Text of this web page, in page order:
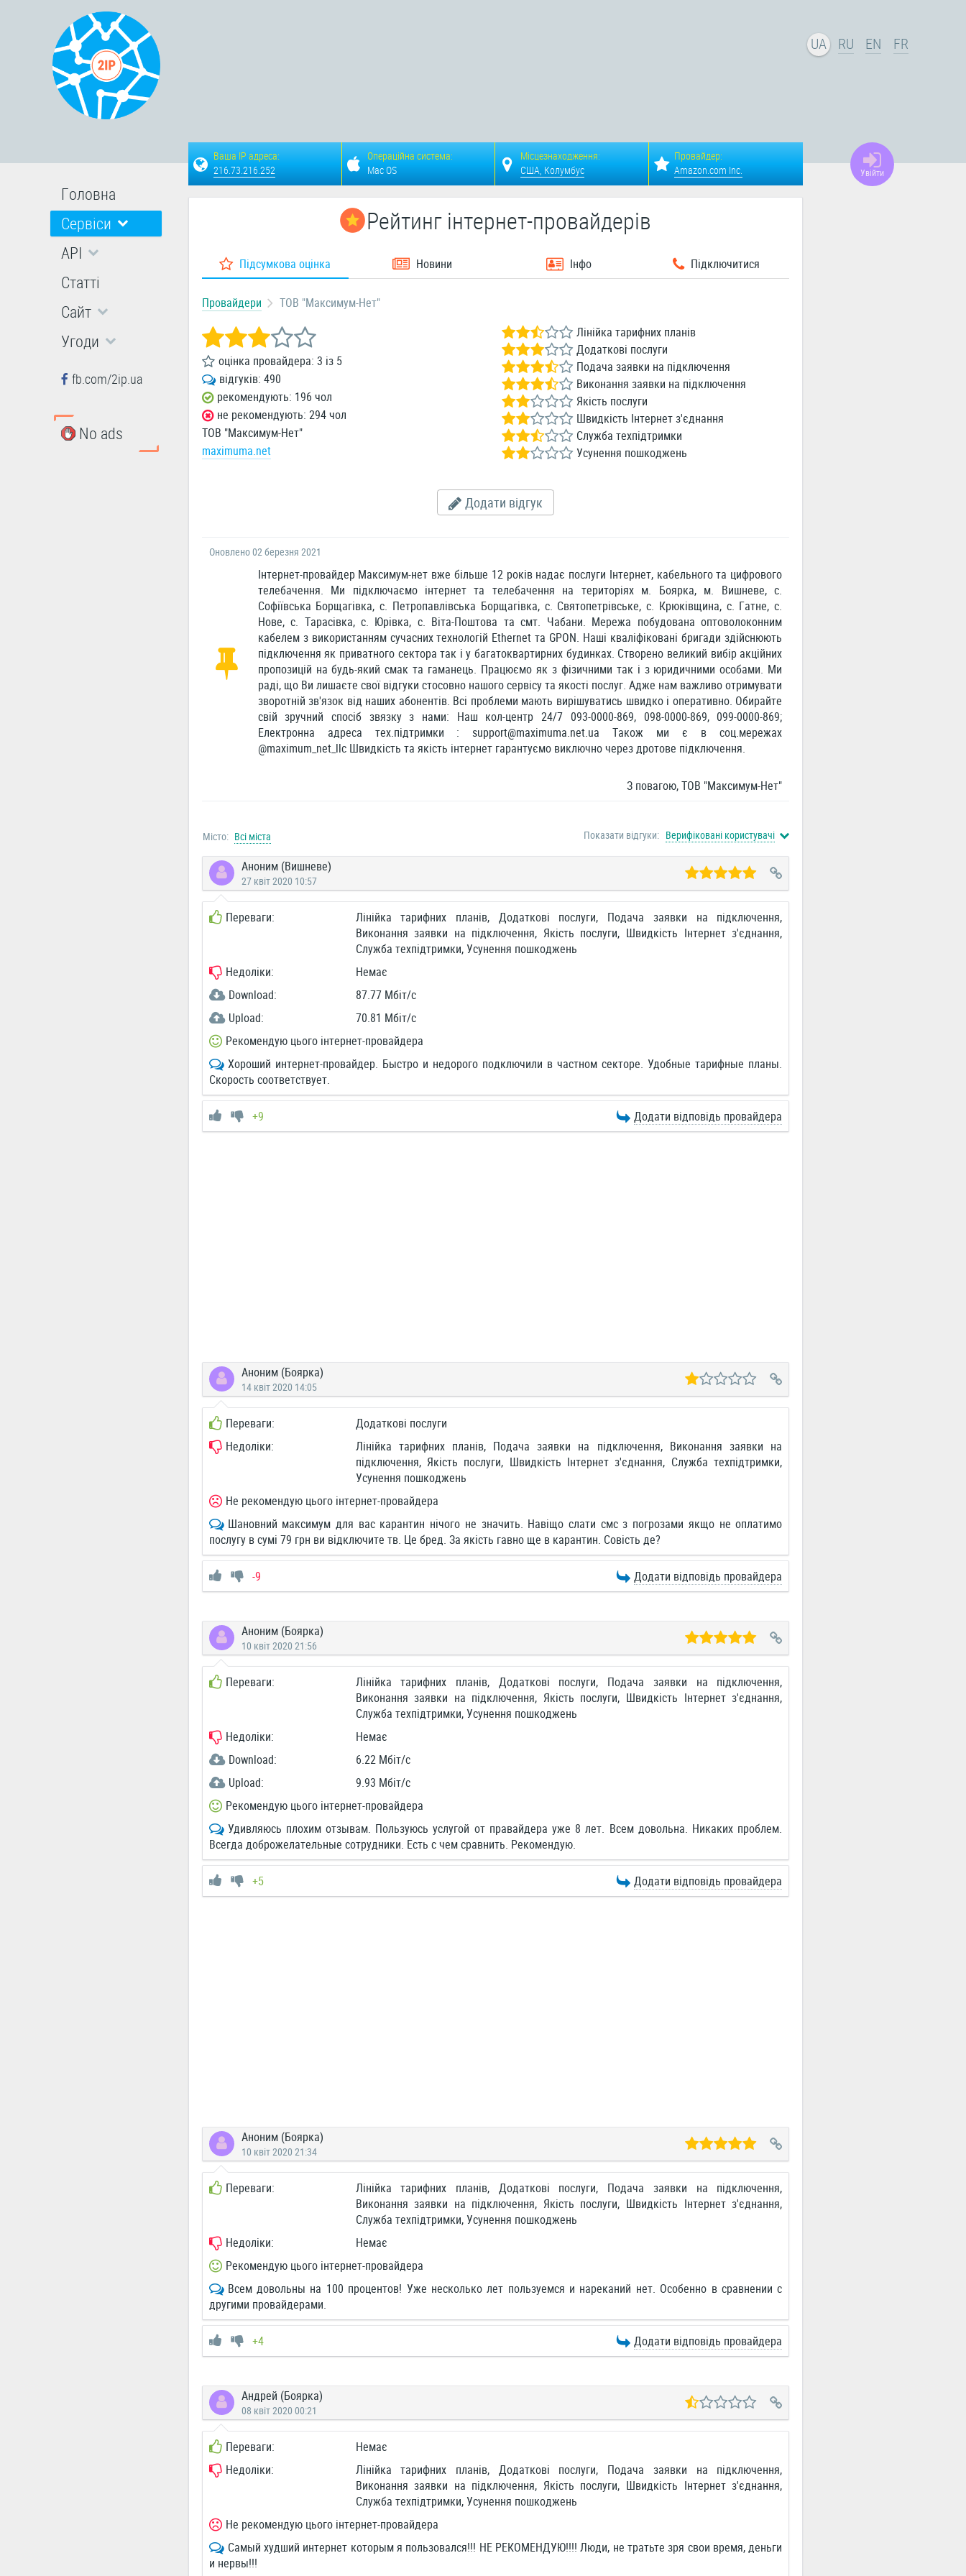
UA RU EN FR
Головна
Сервіси
API
Статті
Сайт
Угоди
fb.com/2ip.ua
No ads
Увійти
Ваша IP адреса:
216.73.216.252
Операційна система:
Mac OS
Місцезнаходження:
США, Колумбус
Провайдер:
Amazon.com Inc.
Рейтинг інтернет-провайдерів
Підсумкова оцінка Новини Інфо Підключитися
Провайдери ТОВ "Максимум-Нет"
оцінка провайдера: 3 із 5
відгуків: 490
рекомендують: 196 чол
не рекомендують: 294 чол
ТОВ "Максимум-Нет"
maximuma.net
Лінійка тарифних планів
Додаткові послуги
Подача заявки на підключення
Виконання заявки на підключення
Якість послуги
Швидкість Інтернет з'єднання
Служба техпідтримки
Усунення пошкоджень
Додати відгук
Оновлено 02 березня 2021
Інтернет-провайдер Максимум-нет вже більше 12 років надає послуги Інтернет, кабельного та цифрового
телебачення. Ми підключаємо інтернет та телебачення на територіях м. Боярка, м. Вишневе, с.
Софіївська Борщагівка, с. Петропавлівська Борщагівка, с. Святопетрівське, с. Крюківщина, с. Гатне, с.
Нове, с. Тарасівка, с. Юрівка, с. Віта-Поштова та смт. Чабани. Мережа побудована оптоволоконним
кабелем з використанням сучасних технологій Ethernet та GPON. Наші кваліфіковані бригади здійснюють
підключення як приватного сектора так і у багатоквартирних будинках. Створено великий вибір акційних
пропозицій на будь-який смак та гаманець. Працюємо як з фізичними так і з юридичними особами. Ми
раді, що Ви лишаєте свої відгуки стосовно нашого сервісу та якості послуг. Адже нам важливо отримувати
зворотній зв'язок від наших абонентів. Всі проблеми мають вирішуватись швидко і оперативно. Обирайте
свій зручний спосіб звязку з нами: Наш кол-центр 24/7 093-0000-869, 098-0000-869, 099-0000-869;
Електронна адреса тех.підтримки : support@maximuma.net.ua Також ми є в соц.мережах
@maximum_net_llc Швидкість та якість інтернет гарантуємо виключно через дротове підключення.
З повагою, ТОВ "Максимум-Нет"
Місто: Всі міста Показати відгуки: Верифіковані користувачі
Аноним (Вишневе)
27 квіт 2020 10:57
Переваги:
Лінійка тарифних планів, Додаткові послуги, Подача заявки на підключення,
Виконання заявки на підключення, Якість послуги, Швидкість Інтернет з'єднання,
Служба техпідтримки, Усунення пошкоджень
Недоліки:
Немає
Download:
87.77 Мбіт/c
Upload:
70.81 Мбіт/c
Рекомендую цього інтернет-провайдера
Хороший интернет-провайдер. Быстро и недорого подключили в частном секторе. Удобные тарифные планы.
Скорость соответствует.
+9 Додати відповідь провайдера
Аноним (Боярка)
14 квіт 2020 14:05
Переваги:
Додаткові послуги
Недоліки:
Лінійка тарифних планів, Подача заявки на підключення, Виконання заявки на
підключення, Якість послуги, Швидкість Інтернет з'єднання, Служба техпідтримки,
Усунення пошкоджень
Не рекомендую цього інтернет-провайдера
Шановний максимум для вас карантин нічого не значить. Навіщо слати смс з погрозами якщо не оплатимо
послугу в сумі 79 грн ви відключите тв. Це бред. За якість гавно ще в карантин. Совість де?
-9 Додати відповідь провайдера
Аноним (Боярка)
10 квіт 2020 21:56
Переваги:
Лінійка тарифних планів, Додаткові послуги, Подача заявки на підключення,
Виконання заявки на підключення, Якість послуги, Швидкість Інтернет з'єднання,
Служба техпідтримки, Усунення пошкоджень
Недоліки:
Немає
Download:
6.22 Мбіт/c
Upload:
9.93 Мбіт/c
Рекомендую цього інтернет-провайдера
Удивляюсь плохим отзывам. Пользуюсь услугой от правайдера уже 8 лет. Всем довольна. Никаких проблем.
Всегда доброжелательные сотрудники. Есть с чем сравнить. Рекомендую.
+5 Додати відповідь провайдера
Аноним (Боярка)
10 квіт 2020 21:34
Переваги:
Лінійка тарифних планів, Додаткові послуги, Подача заявки на підключення,
Виконання заявки на підключення, Якість послуги, Швидкість Інтернет з'єднання,
Служба техпідтримки, Усунення пошкоджень
Недоліки:
Немає
Рекомендую цього інтернет-провайдера
Всем довольны на 100 процентов! Уже несколько лет пользуемся и нареканий нет. Особенно в сравнении с
другими провайдерами.
+4 Додати відповідь провайдера
Андрей (Боярка)
08 квіт 2020 00:21
Переваги:
Немає
Недоліки:
Лінійка тарифних планів, Додаткові послуги, Подача заявки на підключення,
Виконання заявки на підключення, Якість послуги, Швидкість Інтернет з'єднання,
Служба техпідтримки, Усунення пошкоджень
Не рекомендую цього інтернет-провайдера
Самый худший интернет которым я пользовался!!! НЕ РЕКОМЕНДУЮ!!!! Люди, не тратьте зря свои время, деньги
и нервы!!!